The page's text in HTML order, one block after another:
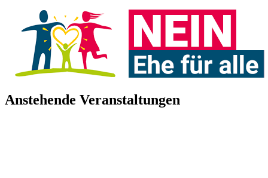
Anstehende Veranstaltungen